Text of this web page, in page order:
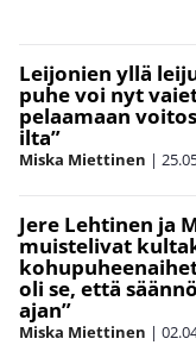
Leijonien yllä
puhe voi nyt
pelaamaan
ilta”
Miska Miettinen |
Jere Lehtinen ja
muistelivat
oli se, että
ajan”
Miska Miettinen |